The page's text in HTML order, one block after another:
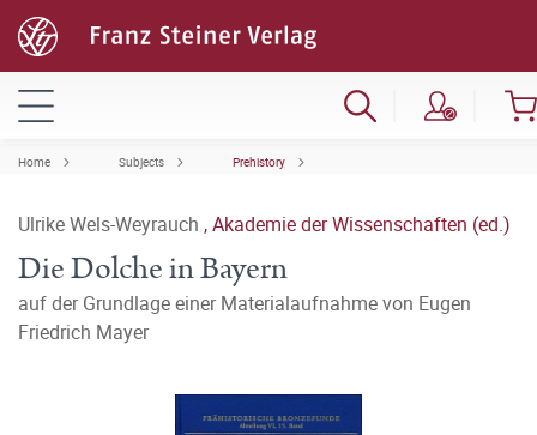
Home Subjects Prehistory
Ulrike Wels-Weyrauch ,Akademie der Wissenschaften (ed.)
Die Dolche in Bayern
auf der Grundlage einer Materialaufnahme von Eugen
Friedrich Mayer